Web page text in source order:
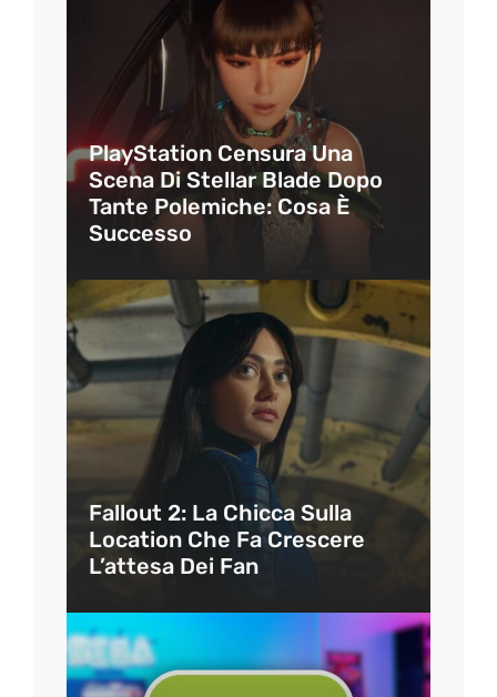
PlayStation Censura Una
Scena Di Stellar Blade Dopo
Tante Polemiche: Cosa È
Successo
Fallout 2: La Chicca Sulla
Location Che Fa Crescere
L’attesa Dei Fan